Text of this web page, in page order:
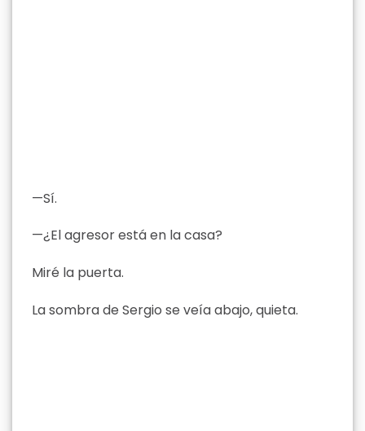
—Sí.
—¿El agresor está en la casa?
Miré la puerta.
La sombra de Sergio se veía abajo, quieta.